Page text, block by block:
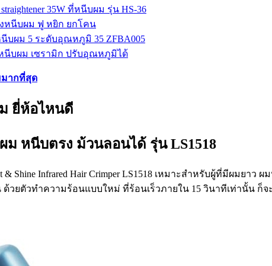
35W ที่หนีบผม รุ่น HS-36
งหนีบผม ฟู หยิก ยกโคน
นีบผม 5 ระดับอุณหภูมิ 35 ZFBA005
นีบผม เซรามิก ปรับอุณหภูมิได้
มากที่สุด
ยี่ห้อไหนดี
ผม หนีบตรง ม้วนลอนได้ รุ่น LS1518
& Shine Infrared Hair Crimper LS1518 เหมาะสำหรับผู้ที่มีผม
ยตัวทำความร้อนแบบใหม่ ที่ร้อนเร็วภายใน 15 วินาทีเท่านั้น ก็จ